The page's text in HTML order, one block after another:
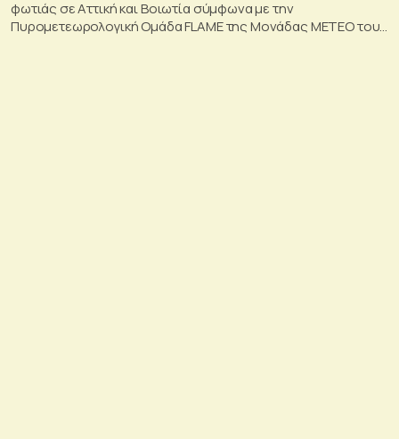
φωτιάς σε Αττική και Βοιωτία σύμφωνα με την
Πυρομετεωρολογική Ομάδα FLAME της Μονάδας ΜΕΤΕΟ του